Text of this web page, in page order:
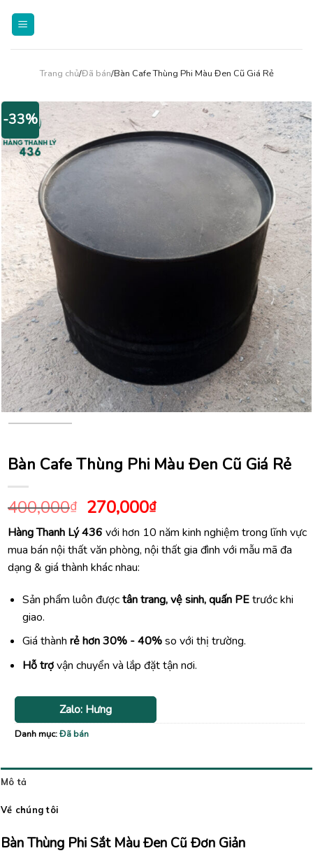
Trang chủ/Đã bán/Bàn Cafe Thùng Phi Màu Đen Cũ Giá Rẻ
-33%
Bàn Cafe Thùng Phi Màu Đen Cũ Giá Rẻ
400,000₫ Giá
gốc
là:
400,000₫.
270,000₫Giá
hiện
tại
là:
Hàng Thanh Lý 436 với hơn 10 năm kinh nghiệm trong lĩnh vực
mua bán nội thất văn phòng, nội thất gia đình với mẫu mã đa
dạng & giá thành khác nhau:
Sản phẩm luôn đượctân trang, vệ sinh, quấn PEtrước khi
giao.
Giá thành rẻ hơn 30% - 40%so với thị trường.
Hỗ trợvận chuyển và lắp đặt tận nơi.
Zalo: Hưng
Danh mục:Đã bán
Mô tả
Về chúng tôi
Bàn Thùng Phi Sắt Màu Đen Cũ Đơn Giản